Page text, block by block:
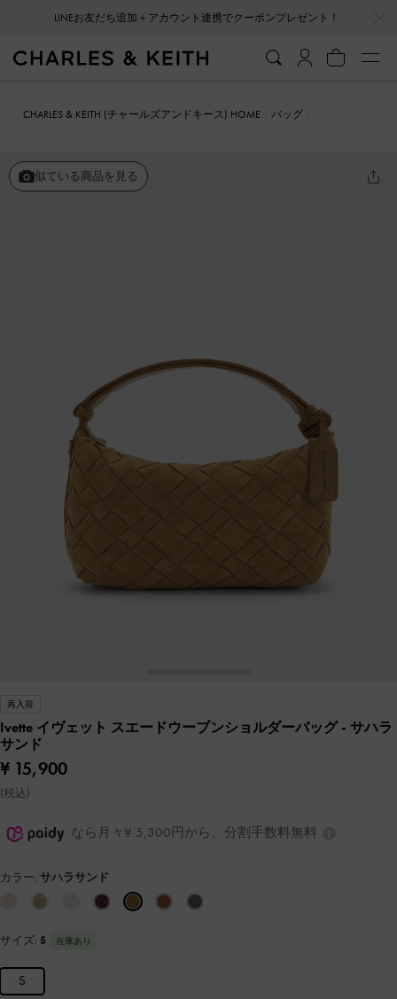
会員登録＋ニュースレター登録で10%OFFクーポンプレゼント！
CHARLES & KEITH (チャールズアンドキース) HOME
バッグ
似ている商品を見る
再入荷
Ivette イヴェット スエードウーブンショルダーバッグ- サハラ
サンド
¥ 15,900
(税込)
なら月々¥ 5,300円から。分割手数料無料
カラー: サハラサンド
サイズ: S 在庫あり
S